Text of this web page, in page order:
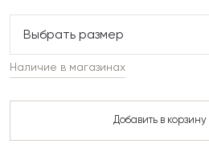
Выбрать размер
Наличие в магазинах
Добавить в корзину